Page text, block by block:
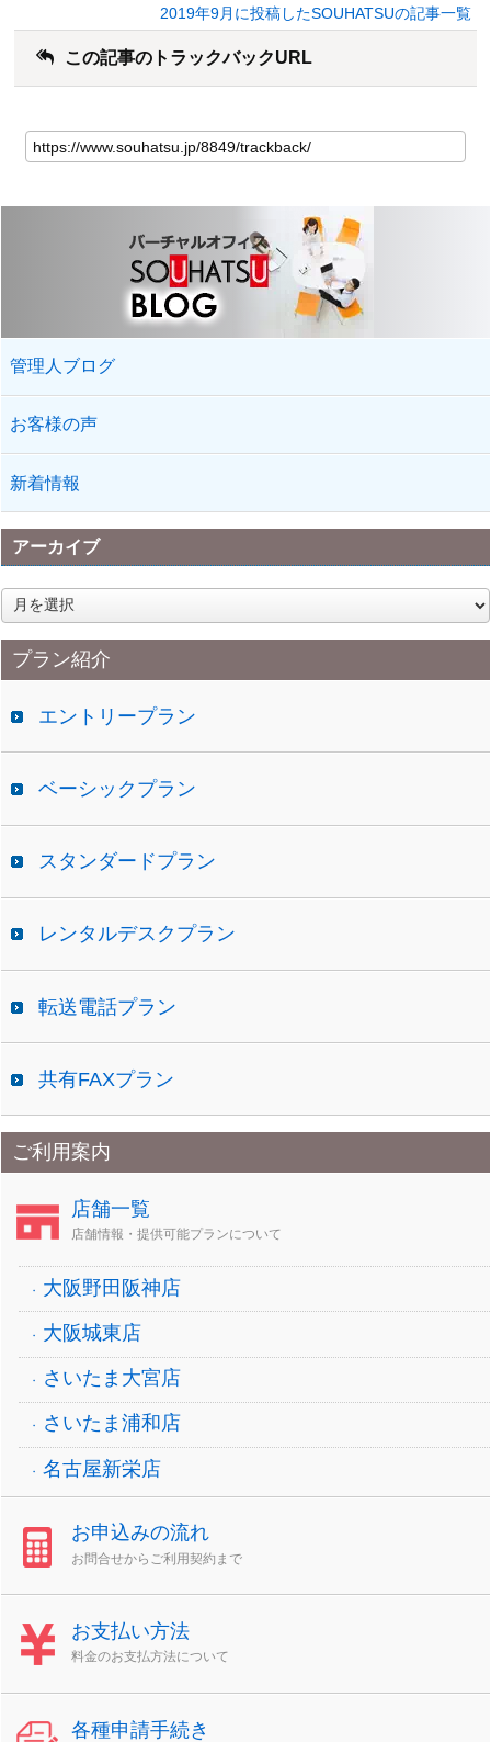
2019年9月に投稿したSOUHATSUの記事一覧
この記事のトラックバックURL
管理人ブログ
お客様の声
新着情報
アーカイブ
ア
ー
カ
イプラン紹介
エントリープラン
ベーシックプラン
スタンダードプラン
レンタルデスクプラン
転送電話プラン
共有FAXプラン
ご利用案内
店舗一覧
店舗情報・提供可能プランについて
大阪野田阪神店
大阪城東店
さいたま大宮店
さいたま浦和店
名古屋新栄店
お申込みの流れ
お問合せからご利用契約まで
お支払い方法
料金のお支払方法について
各種申請手続き